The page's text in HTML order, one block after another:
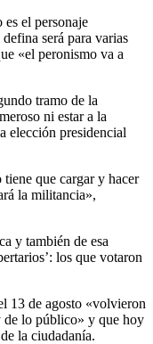
el personaje
será para varias
«el peronismo va a
tramo de la
ni estar a la
elección presidencial
tiene que cargar y hacer
la militancia»,
y también de esa
los que votaron
13 de agosto «volvieron
de lo público» y que hoy
la ciudadanía.